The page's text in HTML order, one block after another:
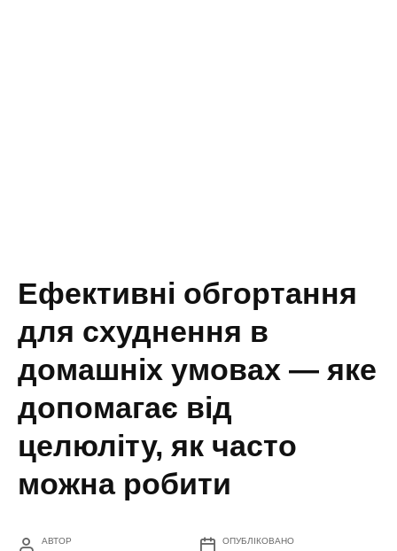
Ефективні обгортання
для схуднення в
домашніх умовах — яке
допомагає від
целюліту, як часто
можна робити
АВТОР ОПУБЛІКОВАНО